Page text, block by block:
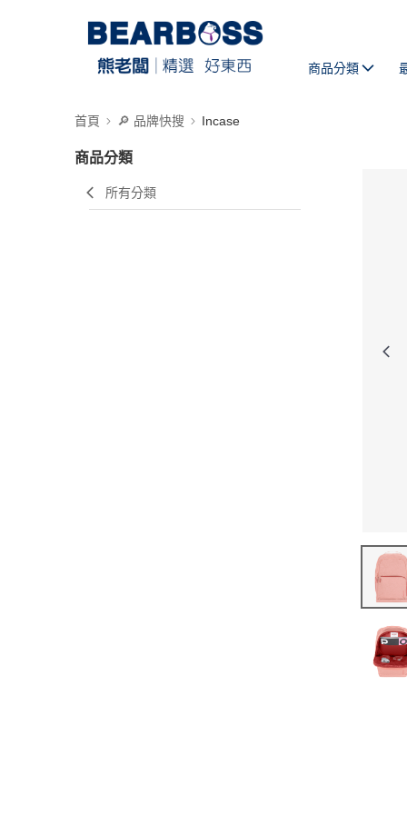
商品分類
首頁 🔎 品牌快搜 Incase
商品分類
所有分類